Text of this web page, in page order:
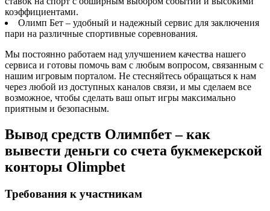
коэффициентами.
Олимп Бет – удобный и надежный сервис для заключения
пари на различные спортивные соревнования.
Мы постоянно работаем над улучшением качества нашего
сервиса и готовы помочь вам с любым вопросом, связанным с
нашим игровым порталом. Не стесняйтесь обращаться к нам
через любой из доступных каналов связи, и мы сделаем все
возможное, чтобы сделать ваш опыт игры максимально
приятным и безопасным.
Вывод средств Олимпбет – как
вывести деньги со счета букмекерской
конторы Olimpbet
Требования к участникам